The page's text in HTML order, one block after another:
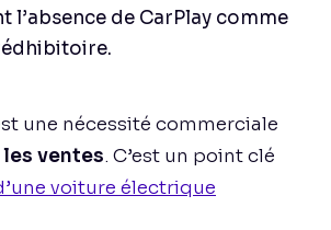
l’absence de CarPlay comme
une nécessité commerciale
ventes. C’est un point clé
voiture électrique